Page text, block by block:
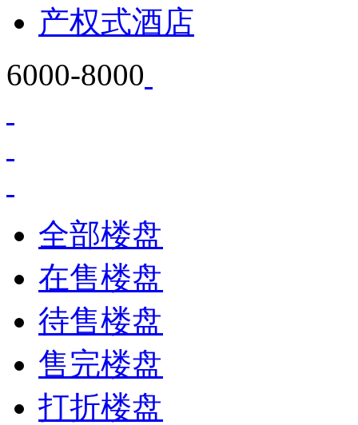
产权式酒店
6000-8000
全部楼盘
在售楼盘
待售楼盘
售完楼盘
打折楼盘